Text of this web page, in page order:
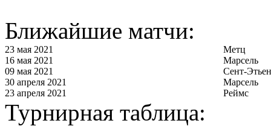
Ближайшие матчи:
23 мая 2021
Метц
16 мая 2021
Марсель
09 мая 2021
Сент-Этьен
30 апреля 2021
Марсель
23 апреля 2021
Реймс
Турнирная таблица: